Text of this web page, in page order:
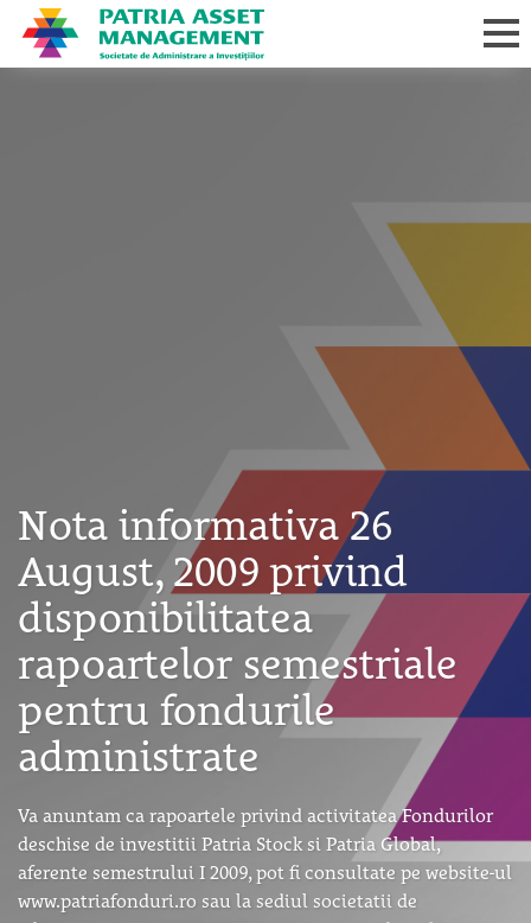
Nota informativa 26
August, 2009 privind
disponibilitatea
rapoartelor semestriale
pentru fondurile
administrate
Va anuntam ca rapoartele privind activitatea Fondurilor
deschise de investitii Patria Stock si Patria Global,
aferente semestrului I 2009, pot fi consultate pe website-ul
www.patriafonduri.ro sau la sediul societatii de